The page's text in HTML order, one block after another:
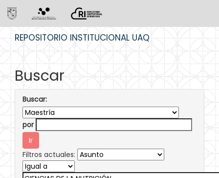
REPOSITORIO INSTITUCIONAL UAQ
Buscar
Buscar:
por
Filtros actuales: